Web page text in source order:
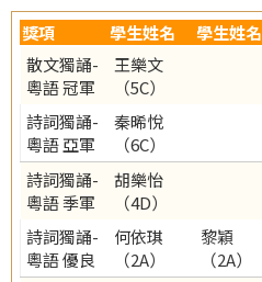
獎項 學生姓名 學生姓名
散文獨誦-
粵語 冠軍
王樂文
（5C）
詩詞獨誦-
粵語 亞軍
秦晞悅
（6C）
詩詞獨誦-
粵語 季軍
胡樂怡
（4D）
詩詞獨誦-
粵語 優良
何依琪
（2A）
黎穎
（2A）